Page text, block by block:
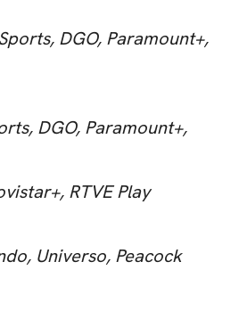
DGO, Paramount+,
DGO, Paramount+,
RTVE Play
Universo, Peacock